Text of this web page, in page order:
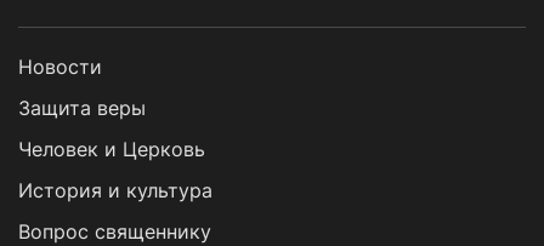
Новости
Защита веры
Человек и Церковь
История и культура
Вопрос священнику